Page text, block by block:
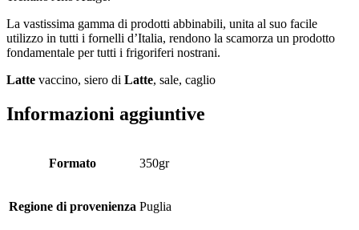
La vastissima gamma di prodotti abbinabili, unita al suo facile
utilizzo in tutti i fornelli d’Italia, rendono la scamorza un prodotto
fondamentale per tutti i frigoriferi nostrani.
Latte vaccino, siero di Latte, sale, caglio
Informazioni aggiuntive
Formato 350gr
Regione di provenienza Puglia